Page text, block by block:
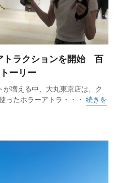
トラクションを開始 百
ーリー
増える中、大丸東京店は、ク
ったホラーアトラ・・・ 続きを